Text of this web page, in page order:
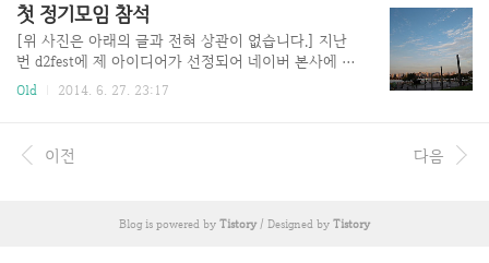
작에 대해서도 논의했습니다.세번째로 앞으로 모임의 주제에 대해서 선
정하였습니다. 이전에 xper에서 진행했던 재미있었던 주제들도 재선정했
으며 또 저희 퍼실리테이터 10기가 해보고 싶은 주제도 선정하였습니다.
저의 경우에는 클린코드, BDD, 코드 가독성 극대화 등의 개발적인 주제
를 많이 제안했습니다. 나..
첫 정기모임 참석
[위 사진은 아래의 글과 전혀 상관이 없습니다.] 지난
번 d2fest에 제 아이디어가 선정되어 네이버 본사에 가
서 d2fest와 요비에 관한 설명을 들으러 간 적이 있습
봤더니 채수원님이셨습니다. 모든 행사가 끝나고 쫓아
가 반가운 마음에 책을 잘 (맛)보고 있으며 혹시 TDD
가입하고 한 동안 눈팅만 하다가 드디어 어제 xper 정
Old 2014. 6. 27. 23:17
이전 다음
Blog is powered by Tistory/ Designed by Tistory